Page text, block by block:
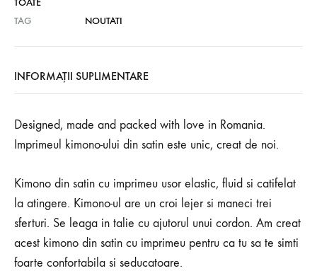
TOATE
TAG
NOUTATI
INFORMAȚII SUPLIMENTARE
Designed, made and packed with love in Romania.
Imprimeul kimono-ului din satin este unic, creat de noi.
Kimono din satin cu imprimeu usor elastic, fluid si catifelat
la atingere. Kimono-ul are un croi lejer si maneci trei
sferturi. Se leaga in talie cu ajutorul unui cordon. Am creat
acest kimono din satin cu imprimeu pentru ca tu sa te simti
foarte confortabila si seducatoare.